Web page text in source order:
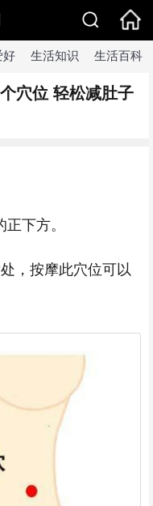
好 生活知识 生活百科
穴位 轻松减肚子
下方。
，按摩此穴位可以